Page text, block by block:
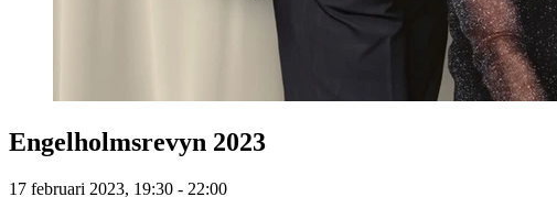
Engelholmsrevyn 2023
17 februari 2023, 19:30 - 22:00